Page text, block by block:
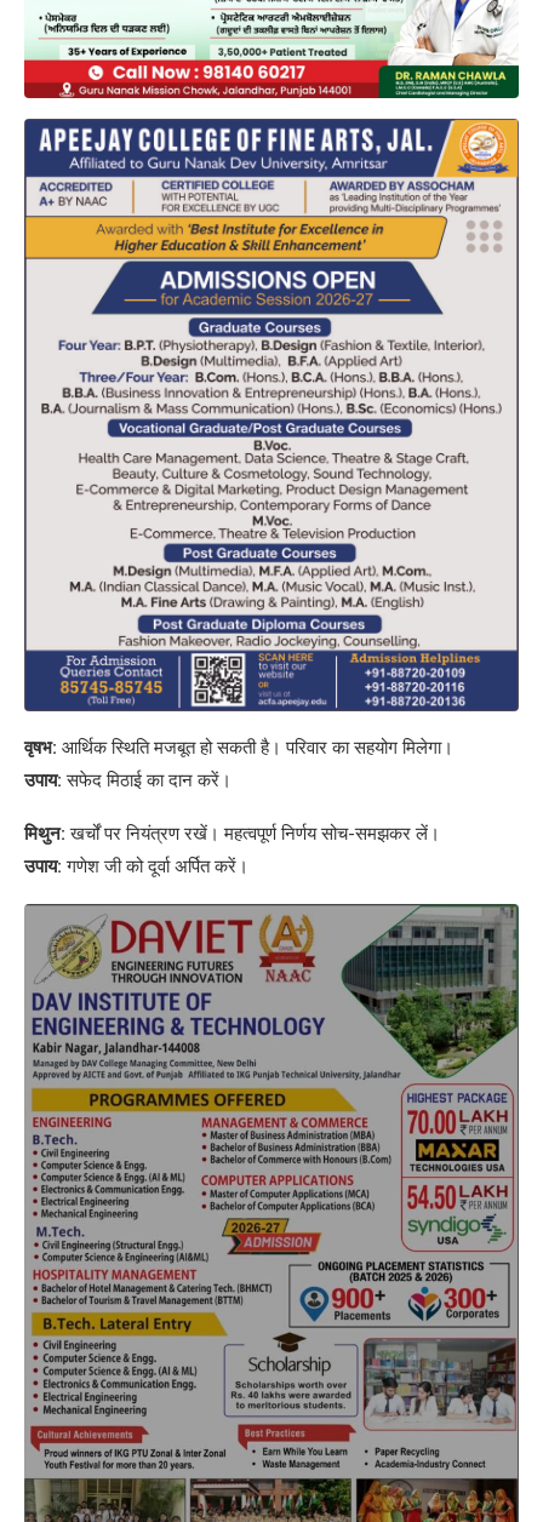
वृषभ: आर्थिक स्थिति मजबूत हो सकती है। परिवार का सहयोग मिलेगा।
उपाय:सफेद मिठाई का दान करें।
मिथुन:खर्चों पर नियंत्रण रखें। महत्वपूर्ण निर्णय सोच-समझकर लें।
उपाय:गणेश जी को दूर्वा अर्पित करें।